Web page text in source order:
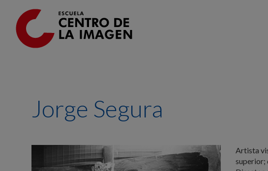
Jorge Segura
Artista
superior;